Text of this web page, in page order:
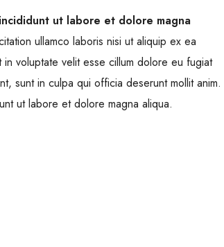
ut labore et dolore magna
ullamco laboris nisi ut aliquip ex ea
voluptate velit esse cillum dolore eu fugiat
sunt in culpa qui officia deserunt mollit anim.
ut labore et dolore magna aliqua.
FEATURED